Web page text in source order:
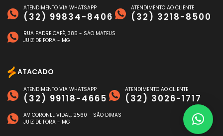
ATENDIMENTO VIA WHATSAPP
(32) 99834-8406
ATENDIMENTO AO CLIENTE
(32) 3218-8500
RUA PADRE CAFÉ, 385 - SÃO MATEUS
JUIZ DE FORA - MG
ATACADO
ATENDIMENTO VIA WHATSAPP
(32) 99118-4665
ATENDIMENTO AO CLIENTE
(32) 3026-1717
AV CORONEL VIDAL, 2560 - SÃO DIMAS
JUIZ DE FORA - MG